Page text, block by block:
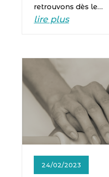
retrouvons dès le…
lire plus
24/02/2023